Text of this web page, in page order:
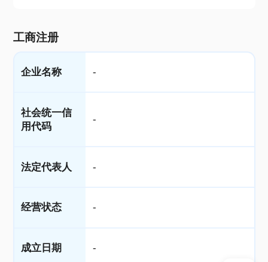
工商注册
企业名称 -
社会统一信
用代码
-
法定代表人 -
经营状态 -
成立日期 -